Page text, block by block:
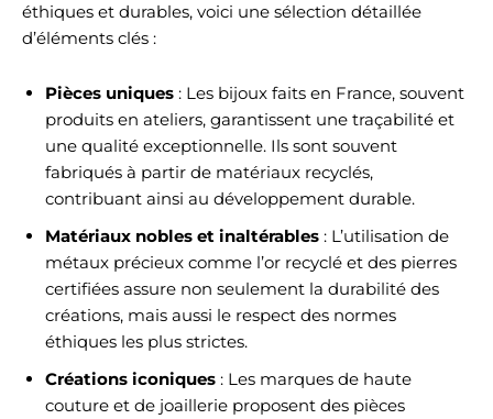
éthiques et durables, voici une sélection détaillée
d’éléments clés :
Pièces uniques : Les bijoux faits en France, souvent
produits en ateliers, garantissent une traçabilité et
une qualité exceptionnelle. Ils sont souvent
fabriqués à partir de matériaux recyclés,
contribuant ainsi au développement durable.
Matériaux nobles et inaltérables : L’utilisation de
métaux précieux comme l’or recyclé et des pierres
certifiées assure non seulement la durabilité des
créations, mais aussi le respect des normes
éthiques les plus strictes.
Créations iconiques : Les marques de haute
couture et de joaillerie proposent des pièces